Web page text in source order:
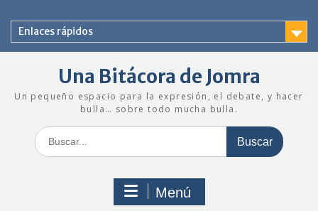
contenido
Enlaces rápidos
Una Bitácora de Jomra
Un pequeño espacio para la expresión, el debate, y hacer
bulla… sobre todo mucha bulla.
Buscar:
Menú